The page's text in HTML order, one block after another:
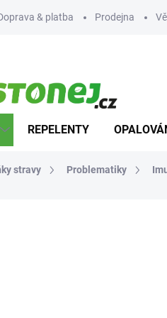
& platba Prodejna
REPELENTY
stravy Problematiky